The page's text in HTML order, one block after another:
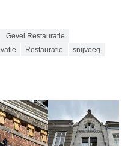
Gevel Restauratie
Restauratie
snijvoeg